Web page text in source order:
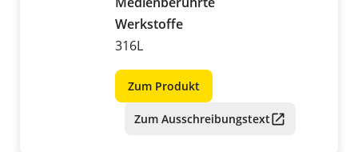
Werkstoffe
316L
Zum Produkt
Zum Ausschreibungstext